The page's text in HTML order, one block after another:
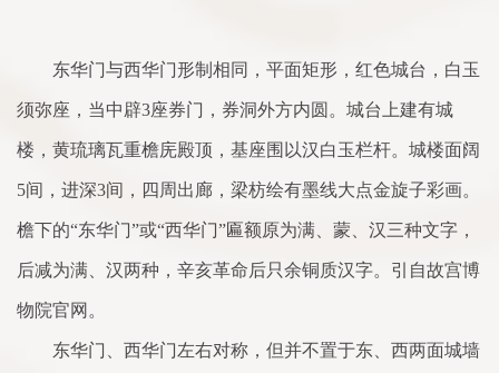
东华门与西华门形制相同，平面矩形，红色城台，白玉
须弥座，当中辟3座券门，券洞外方内圆。城台上建有城
楼，黄琉璃瓦重檐庑殿顶，基座围以汉白玉栏杆。城楼面阔
5间，进深3间，四周出廊，梁枋绘有墨线大点金旋子彩画。
檐下的“东华门”或“西华门”匾额原为满、蒙、汉三种文字，
后减为满、汉两种，辛亥革命后只余铜质汉字。引自故宫博
物院官网。
东华门、西华门左右对称，但并不置于东、西两面城墙